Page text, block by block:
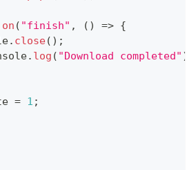
on ( "finish" , ( ) => {
. close( ) ;
. log ( "Download completed" )
= 1 ;